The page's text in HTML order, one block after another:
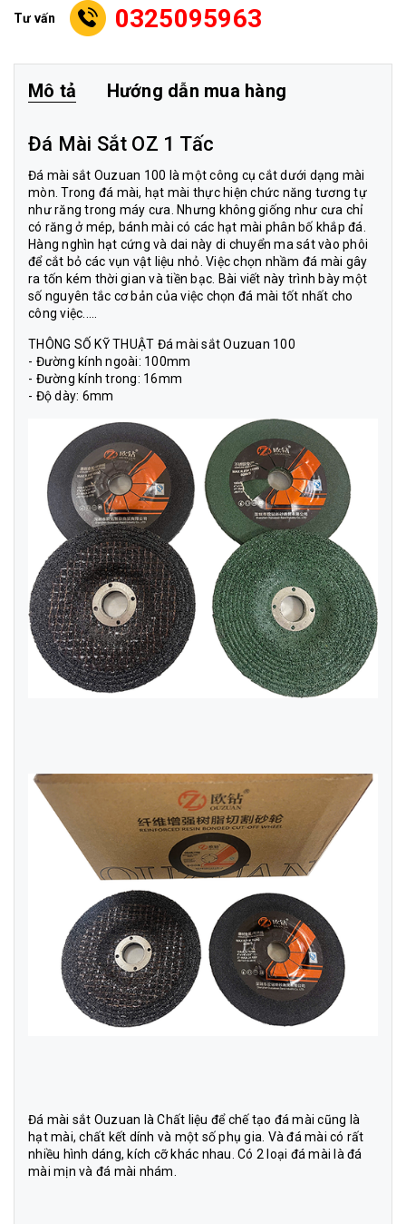
Tư vấn 0325095963
Mô tả Hướng dẫn mua hàng
Đá Mài Sắt OZ 1 Tấc
Đá mài sắt Ouzuan 100 là một công cụ cắt dưới dạng mài
mòn. Trong đá mài, hạt mài thực hiện chức năng tương tự
như răng trong máy cưa. Nhưng không giống như cưa chỉ
có răng ở mép, bánh mài có các hạt mài phân bố khắp đá.
Hàng nghìn hạt cứng và dai này di chuyển ma sát vào phôi
để cắt bỏ các vụn vật liệu nhỏ. Việc chọn nhầm đá mài gây
ra tốn kém thời gian và tiền bạc. Bài viết này trình bày một
số nguyên tắc cơ bản của việc chọn đá mài tốt nhất cho
công việc.....
THÔNG SỐ KỸ THUẬT Đá mài sắt Ouzuan 100
- Đường kính ngoài: 100mm
- Đường kính trong: 16mm
- Độ dày: 6mm
Đá mài sắt Ouzuan là Chất liệu để chế tạo đá mài cũng là
hạt mài, chất kết dính và một số phụ gia. Và đá mài có rất
nhiều hình dáng, kích cỡ khác nhau. Có 2 loại đá mài là đá
mài mịn và đá mài nhám.